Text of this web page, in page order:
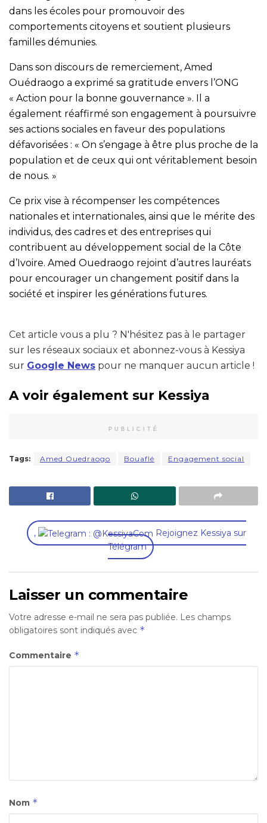
dans les écoles pour promouvoir des
comportements citoyens et soutient plusieurs
familles démunies.
Dans son discours de remerciement, Amed
Ouédraogo a exprimé sa gratitude envers l’ONG
« Action pour la bonne gouvernance ». Il a
également réaffirmé son engagement à poursuivre
ses actions sociales en faveur des populations
défavorisées : « On s’engage à être plus proche de la
population et de ceux qui ont véritablement besoin
de nous. »
Ce prix vise à récompenser les compétences
nationales et internationales, ainsi que le mérite des
individus, des cadres et des entreprises qui
contribuent au développement social de la Côte
d’Ivoire. Amed Ouedraogo rejoint d’autres lauréats
pour encourager un changement positif dans la
société et inspirer les générations futures.
Cet article vous a plu ? N'hésitez pas à le partager
sur les réseaux sociaux et abonnez-vous à Kessiya
sur Google News pour ne manquer aucun article !
A voir également sur Kessiya
PUBLICITÉ
Tags: Amed Ouedraogo Bouaflé Engagement social
,
Rejoignez Kessiya sur
Télégram
Laisser un commentaire
Votre adresse e-mail ne sera pas publiée. Les champs
obligatoires sont indiqués avec *
Commentaire *
Nom *